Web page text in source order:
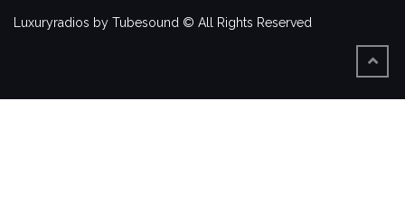
Luxuryradios by Tubesound © All Rights Reserved